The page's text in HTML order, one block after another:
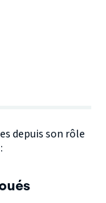
depuis son rôle